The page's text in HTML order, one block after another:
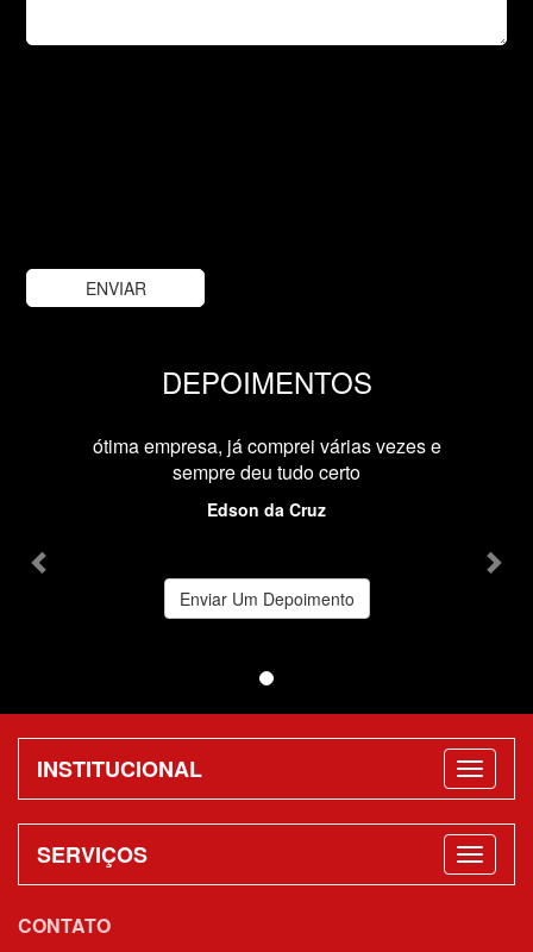
DEPOIMENTOS
ótima empresa, já comprei várias vezes e
sempre deu tudo certo
Edson da Cruz
Enviar Um Depoimento
INSTITUCIONAL
SERVIÇOS
CONTATO